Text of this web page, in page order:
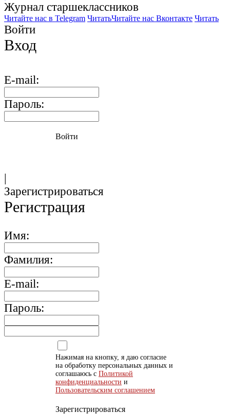
Журнал старшекласcников
Читайте нас в Telegram ЧитатьЧитайте нас Вконтакте Читать
Войти
Вход
E-mail:
Пароль:
Войти
|
Зарегистрироваться
Регистрация
Имя:
Фамилия:
E-mail:
Пароль:
Нажимая на кнопку, я даю согласие
на обработку персональных данных и
соглашаюсь с Политикой
конфиденциальности и
Пользовательским соглашением
Зарегистрироваться